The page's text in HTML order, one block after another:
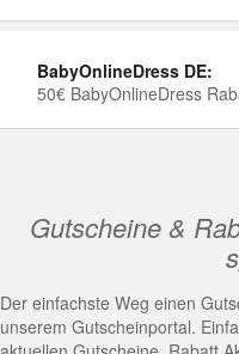
BabyOnlineDress DE:
50€ BabyOnlineDress
Gutscheine &
Der einfachste Weg einen
unserem Gutscheinportal.